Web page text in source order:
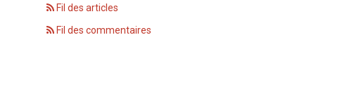
Fil des articles
Fil des commentaires